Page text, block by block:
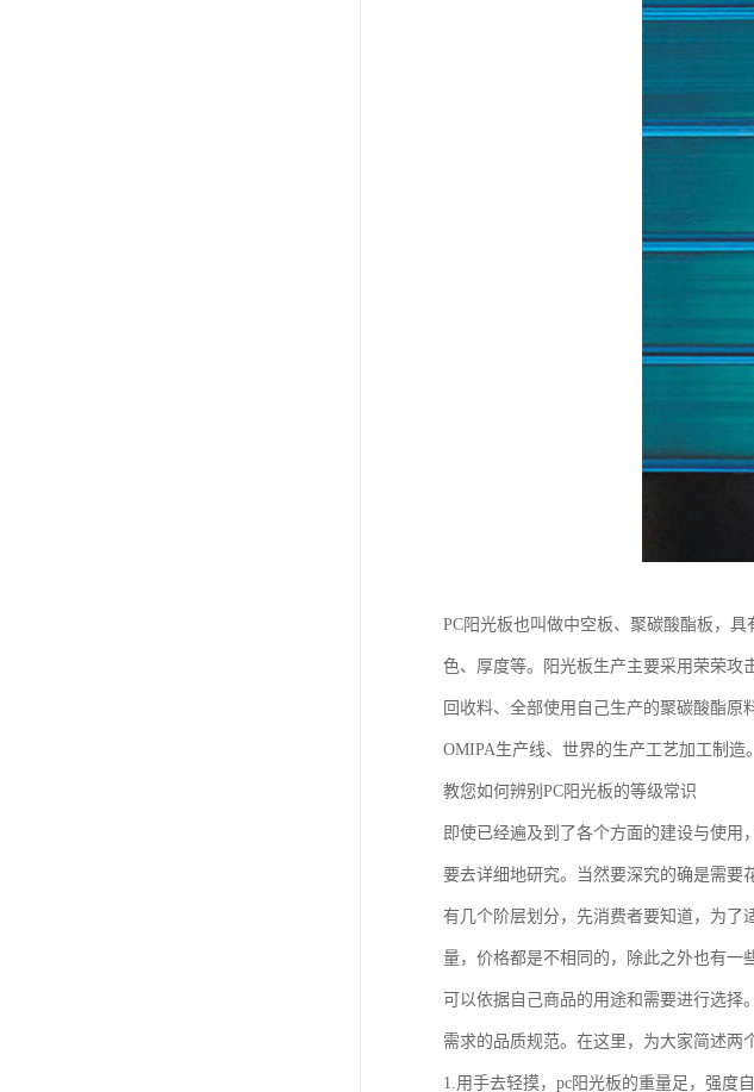
PC阳光板也叫做中空板、聚碳酸酯板，
色、厚度等。阳光板生产主要采用荣荣攻
回收料、全部使用自己生产的聚碳酸酯
OMIPA生产线、世界的生产工艺加工制造。
教您如何辨别PC阳光板的等级常识
即使已经遍及到了各个方面的建设与使用
要去详细地研究。当然要深究的确是需要
有几个阶层划分，先消费者要知道，为了
量，价格都是不相同的，除此之外也有一
可以依据自己商品的用途和需要进行选
需求的品质规范。在这里，为大家简述两
1.用手去轻摸，pc阳光板的重量足，强度